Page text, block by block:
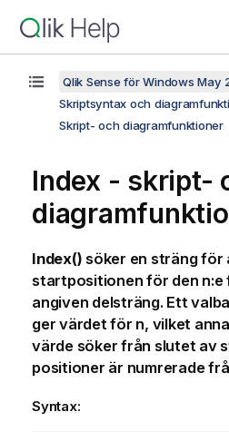
Qlik Sense för Windows May
Skriptsyntax och
Skript- och diagramfunktioner
Index - skript-
Index() söker en sträng för
startpositionen för den n:e
angiven delsträng. Ett
ger värdet för n, vilket
värde söker från slutet av
positioner är numrerade
Syntax: